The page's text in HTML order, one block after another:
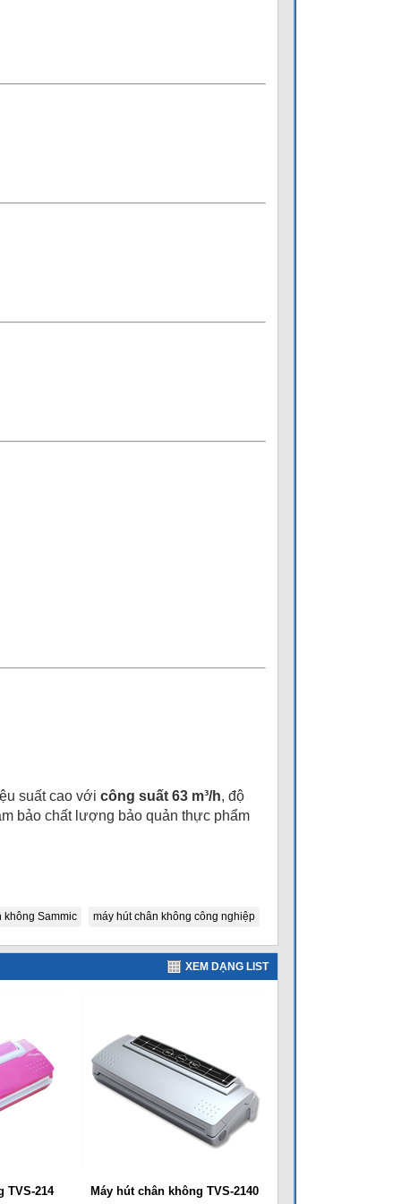
suất cao với công suất 63 m³/h, độ
bảo chất lượng bảo quản thực phẩm
không Sammic máy hút chân không công nghiệp
XEM DẠNG LIST
TVS-214 Máy hút chân không TVS-2140